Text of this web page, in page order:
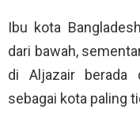
Ibu kota
dari bawah,
di Aljazair berada
sebagai kota paling